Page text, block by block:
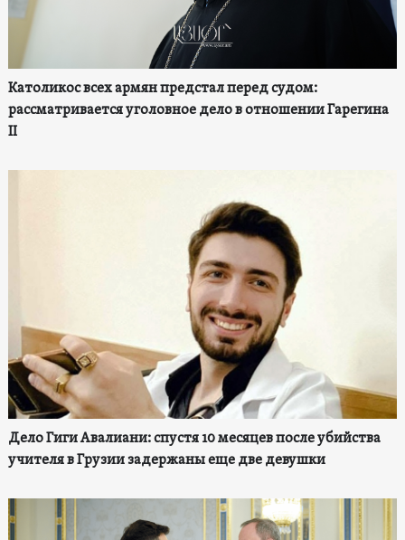
Католикос всех армян предстал перед судом:
рассматривается уголовное дело в отношении Гарегина
II
Дело Гиги Авалиани: спустя 10 месяцев после убийства
учителя в Грузии задержаны еще две девушки